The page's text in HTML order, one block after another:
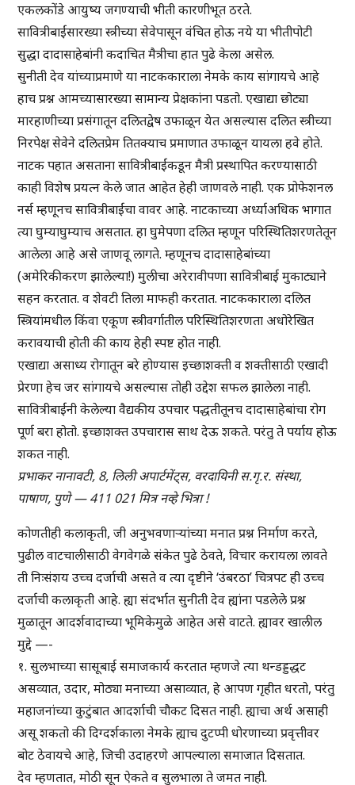
एकलकोंडे आयुष्य जगण्याची भीती कारणीभूत ठरते.
सावित्रीबाईंसारख्या स्त्रीच्या सेवेपासून वंचित होऊ नये या भीतीपोटी
सुद्धा दादासाहेबांनी कदाचित मैत्रीचा हात पुढे केला असेल.
सुनीती देव यांच्याप्रमाणे या नाटककाराला नेमके काय सांगायचे आहे
हाच प्रश्न आमच्यासारख्या सामान्य प्रेक्षकांना पडतो. एखाद्या छोट्या
मारहाणीच्या प्रसंगातून दलितद्वेष उफाळून येत असल्यास दलित स्त्रीच्या
निरपेक्ष सेवेने दलितप्रेम तितक्याच प्रमाणात उफाळून यायला हवे होते.
नाटक पहात असताना सावित्रीबाईंकडून मैत्री प्रस्थापित करण्यासाठी
काही विशेष प्रयत्न केले जात आहेत हेही जाणवले नाही. एक प्रोफेशनल
नर्स म्हणूनच सावित्रीबाईंचा वावर आहे. नाटकाच्या अर्ध्याअधिक भागात
त्या घुम्याघुम्याच असतात. हा घुमेपणा दलित म्हणून परिस्थितिशरणतेतून
आलेला आहे असे जाणवू लागते. म्हणूनच दादासाहेबांच्या
(अमेरिकीकरण झालेल्या!) मुलीचा अरेरावीपणा सावित्रीबाई मुकाट्याने
सहन करतात. व शेवटी तिला माफही करतात. नाटककाराला दलित
स्त्रियांमधील किंवा एकूण स्त्रीवर्गातील परिस्थितिशरणता अधोरेखित
करावयाची होती की काय हेही स्पष्ट होत नाही.
एखाद्या असाध्य रोगातून बरे होण्यास इच्छाशक्ती व शक्तीसाठी एखादी
प्रेरणा हेच जर सांगायचे असल्यास तोही उद्देश सफल झालेला नाही.
सावित्रीबाईंनी केलेल्या वैद्यकीय उपचार पद्धतीतूनच दादासाहेबांचा रोग
पूर्ण बरा होतो. इच्छाशक्त उपचारास साथ देऊ शकते. परंतु ते पर्याय होऊ
शकत नाही.
प्रभाकर नानावटी, 8, लिली अपार्टमेंट्स, वरदायिनी स.गृ.र. संस्था,
पाषाण, पुणे — 411 021 मित्र नव्हे भित्रा !
कोणतीही कलाकृती, जी अनुभवणाऱ्यांच्या मनात प्रश्न निर्माण करते,
पुढील वाटचालीसाठी वेगवेगळे संकेत पुढे ठेवते, विचार करायला लावते
ती निःसंशय उच्च दर्जाची असते व त्या दृष्टीने ‘उंबरठा’ चित्रपट ही उच्च
दर्जाची कलाकृती आहे. ह्या संदर्भात सुनीती देव ह्यांना पडलेले प्रश्न
मुळातून आदर्शवादाच्या भूमिकेमुळे आहेत असे वाटते. ह्यावर खालील
मुद्दे —-
१. सुलभाच्या सासूबाई समाजकार्य करतात म्हणजे त्या थन्डड्डद्धट
असव्यात, उदार, मोठ्या मनाच्या असाव्यात, हे आपण गृहीत धरतो, परंतु
महाजनांच्या कुटुंबात आदर्शाची चौकट दिसत नाही. ह्याचा अर्थ असाही
असू शकतो की दिग्दर्शकाला नेमके ह्याच दुटप्पी धोरणाच्या प्रवृत्तीवर
बोट ठेवायचे आहे, जिची उदाहरणे आपल्याला समाजात दिसतात.
देव म्हणतात, मोठी सून ऐकते व सुलभाला ते जमत नाही.